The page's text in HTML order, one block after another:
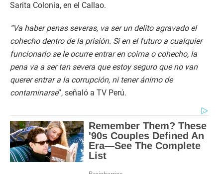
Sarita Colonia, en el Callao.
“Va haber penas severas, va ser un delito agravado el
cohecho dentro de la prisión. Si en el futuro a cualquier
funcionario se le ocurre entrar en coima o cohecho, la
pena va a ser tan severa que estoy seguro que no van
querer entrar a la corrupción, ni tener ánimo de
contaminarse”, señaló a TV Perú.